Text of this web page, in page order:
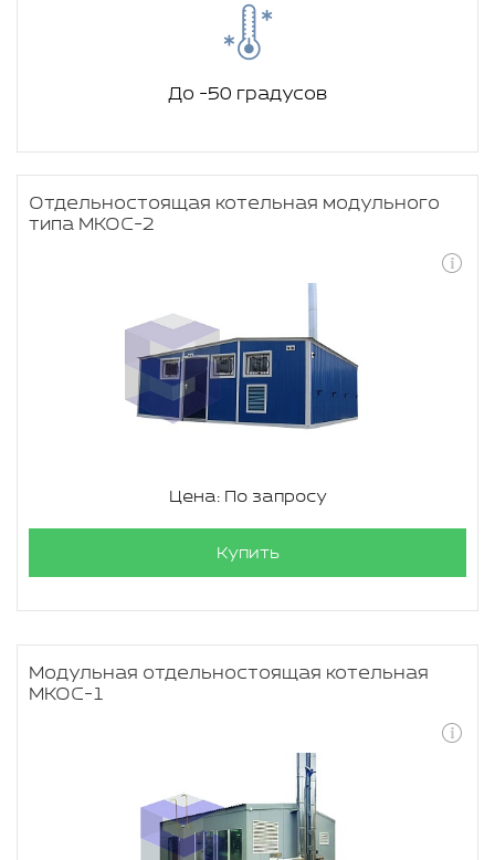
До -50 градусов
Отдельностоящая котельная модульного
типа МКОС-2
Цена: По запросу
Купить
Модульная отдельностоящая котельная
МКОС-1